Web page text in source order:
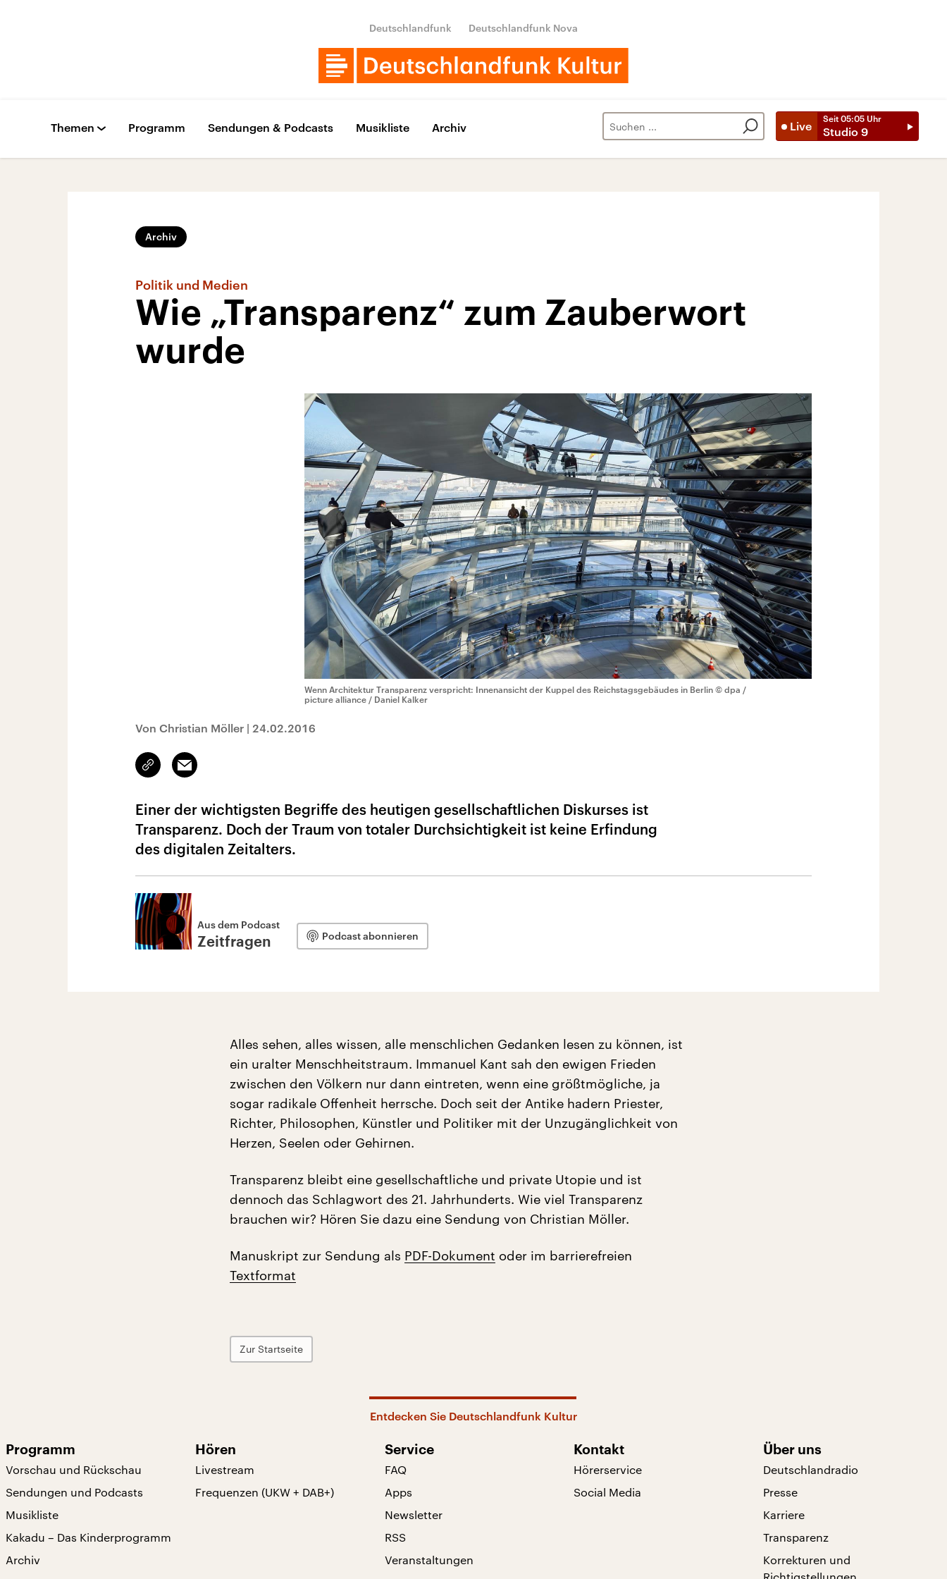
Deutschlandfunk Deutschlandfunk Nova
Live
Seit 05:05 Uhr
Studio 9
Themen Programm Sendungen & Podcasts Musikliste Archiv
Archiv
Politik und Medien
Wie „Transparenz“ zum Zauberwort
wurde
Wenn Architektur Transparenz verspricht: Innenansicht der Kuppel des Reichstagsgebäudes in Berlin © dpa /
picture alliance / Daniel Kalker
Von Christian Möller | 24.02.2016
Link
kopieren/teilen
Email
Einer der wichtigsten Begriffe des heutigen gesellschaftlichen Diskurses ist
Transparenz. Doch der Traum von totaler Durchsichtigkeit ist keine Erfindung
des digitalen Zeitalters.
Aus dem Podcast
Zeitfragen Podcast abonnieren
Alles sehen, alles wissen, alle menschlichen Gedanken lesen zu können, ist
ein uralter Menschheitstraum. Immanuel Kant sah den ewigen Frieden
zwischen den Völkern nur dann eintreten, wenn eine größtmögliche, ja
sogar radikale Offenheit herrsche. Doch seit der Antike hadern Priester,
Richter, Philosophen, Künstler und Politiker mit der Unzugänglichkeit von
Herzen, Seelen oder Gehirnen.
Transparenz bleibt eine gesellschaftliche und private Utopie und ist
dennoch das Schlagwort des 21. Jahrhunderts. Wie viel Transparenz
brauchen wir? Hören Sie dazu eine Sendung von Christian Möller.
Manuskript zur Sendung als PDF-Dokument oder im barrierefreien
Textformat
Zur Startseite
Entdecken Sie Deutschlandfunk Kultur
Programm
Vorschau und Rückschau
Sendungen und Podcasts
Musikliste
Kakadu – Das Kinderprogramm
Archiv
Hören
Livestream
Frequenzen (UKW + DAB+)
Service
FAQ
Apps
Newsletter
RSS
Veranstaltungen
Kontakt
Hörerservice
Social Media
Über uns
Deutschlandradio
Presse
Karriere
Transparenz
Korrekturen und